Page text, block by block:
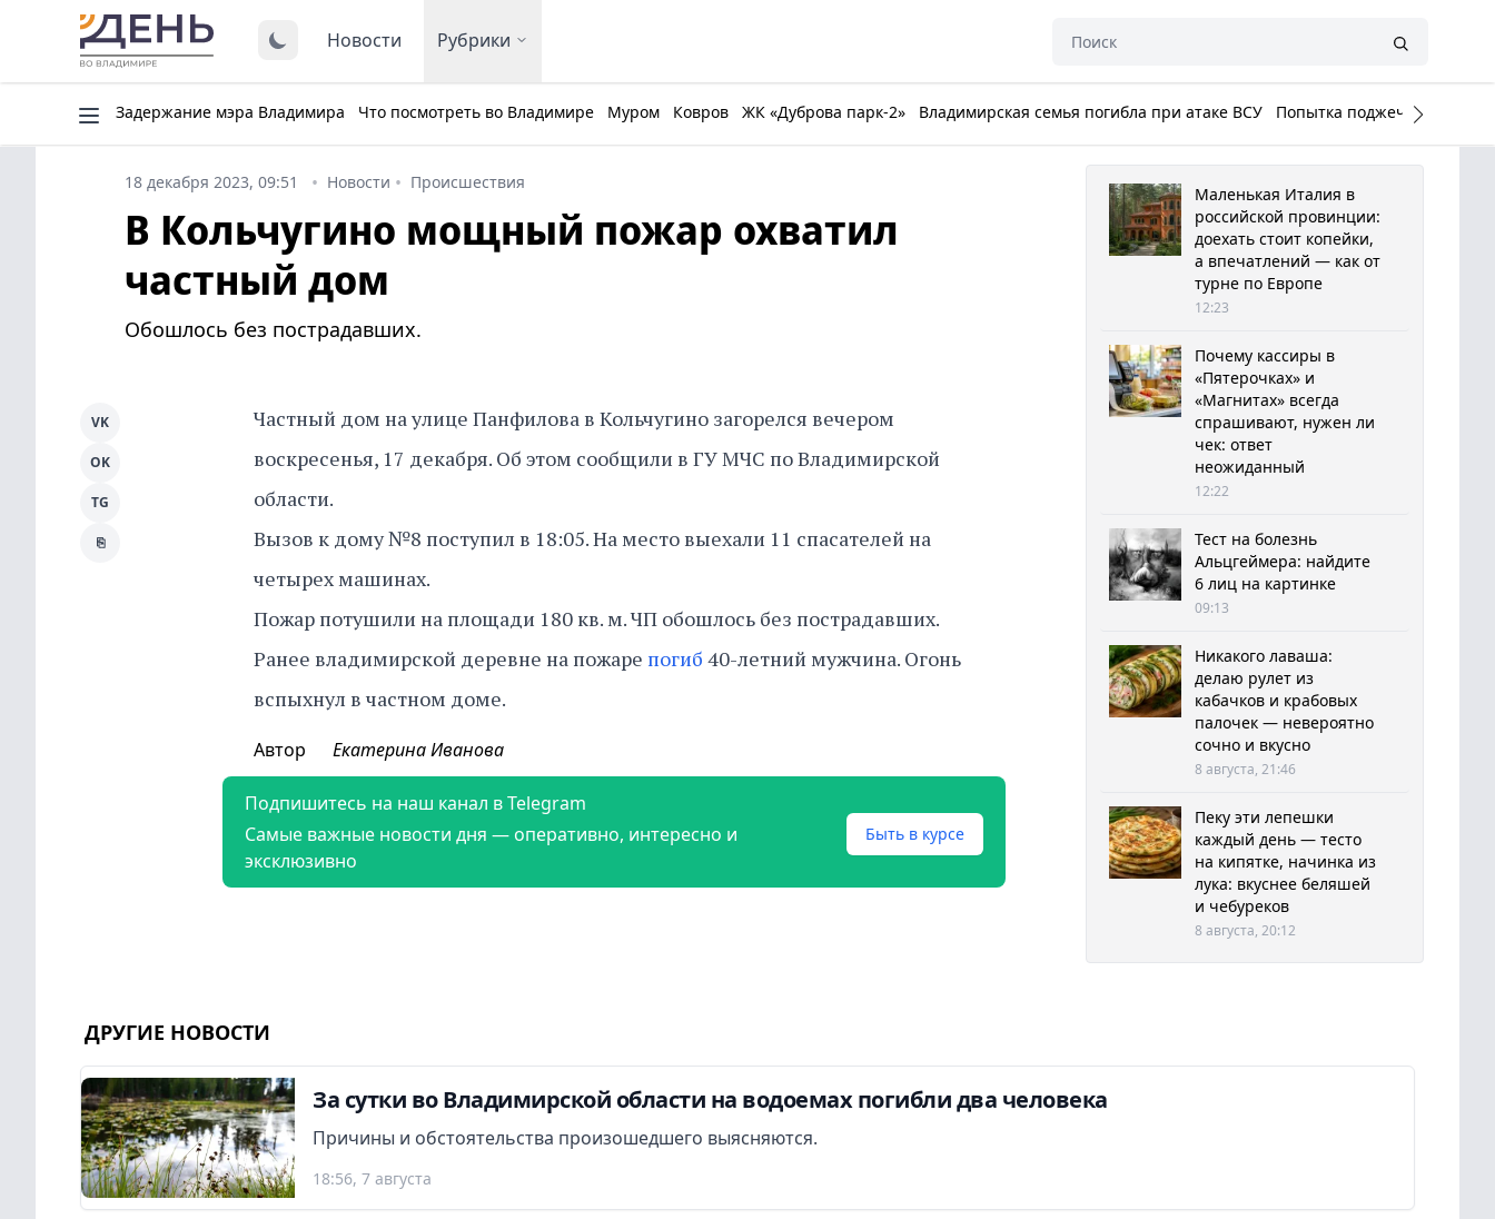
Новости Рубрики
Задержание мэра Владимира Что посмотреть во Владимире Муром Ковров ЖК «Дуброва парк-2» Владимирская семья погибла при атаке ВСУ Попытка поджечь Белый
18 декабря 2023, 09:51 Новости Происшествия
В Кольчугино мощный пожар охватил
частный дом
Обошлось без пострадавших.
Частный дом на улице Панфилова в Кольчугино загорелся вечером
воскресенья, 17 декабря. Об этом сообщили в ГУ МЧС по Владимирской
области.
Вызов к дому №8 поступил в 18:05. На место выехали 11 спасателей на
четырех машинах.
Пожар потушили на площади 180 кв. м. ЧП обошлось без пострадавших.
Ранее владимирской деревне на пожаре погиб 40-летний мужчина. Огонь
вспыхнул в частном доме.
VK
OK
TG
⎘
Автор Екатерина Иванова
Подпишитесь на наш канал в Telegram
Самые важные новости дня — оперативно, интересно и
эксклюзивно
Быть в курсе
Маленькая Италия в
российской провинции:
доехать стоит копейки,
а впечатлений — как от
турне по Европе
12:23
Почему кассиры в
«Пятерочках» и
«Магнитах» всегда
спрашивают, нужен ли
чек: ответ
неожиданный
12:22
Тест на болезнь
Альцгеймера: найдите
6 лиц на картинке
09:13
Никакого лаваша:
делаю рулет из
кабачков и крабовых
палочек — невероятно
сочно и вкусно
8 августа, 21:46
Пеку эти лепешки
каждый день — тесто
на кипятке, начинка из
лука: вкуснее беляшей
и чебуреков
8 августа, 20:12
ДРУГИЕ НОВОСТИ
За сутки во Владимирской области на водоемах погибли два человека
Причины и обстоятельства произошедшего выясняются.
18:56, 7 августа